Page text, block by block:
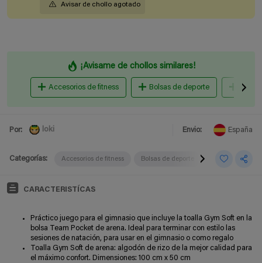
Avisar de chollo agotado
¡Avisame de chollos similares!
Accesorios de fitness Bolsas de deporte
Por: loki Envio: España
Categorías: Accesorios de fitness Bolsas de deporte Bolsas de
CARACTERISTÍCAS
Práctico juego para el gimnasio que incluye la toalla Gym Soft en la
bolsa Team Pocket de arena. Ideal para terminar con estilo las
sesiones de natación, para usar en el gimnasio o como regalo
Toalla Gym Soft de arena: algodón de rizo de la mejor calidad para
el máximo confort. Dimensiones: 100 cm x 50 cm